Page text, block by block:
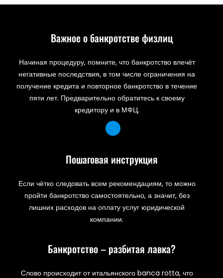
Важное о банкротстве физлиц
Начиная процедуру, помните, что банкротство влечёт
негативные последствия, в том числе ограничения на
получение кредита и повторное банкротство в течение
пяти лет. Предварительно обратитесь к своему
кредитору и в МФЦ.
Пошаговая инструкция
Если чётко следовать всем рекомендациям, то можно
пройти банкротство самостоятельно, а значит, без
лишних расходов на оплату услуг юридической
компании.
Банкротство – разбитая лавка?
Слово происходит от итальянского banca rotta, что